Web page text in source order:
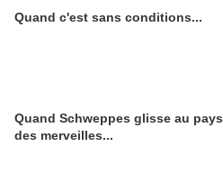
Quand c'est sans conditions...
Quand Schweppes glisse au pays
des merveilles...